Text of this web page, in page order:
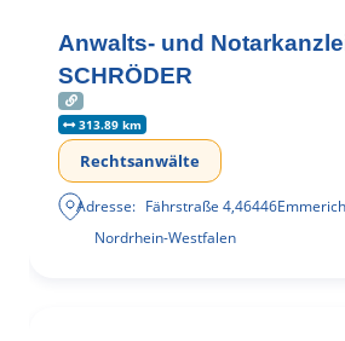
Anwalts- und
SCHRÖDER
313.89 km
Rechtsanwälte
Adresse: Fährstraße 4,46446
Nordrhein-Westfalen